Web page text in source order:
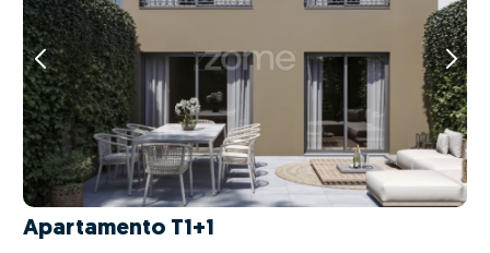
Apartamento T1+1